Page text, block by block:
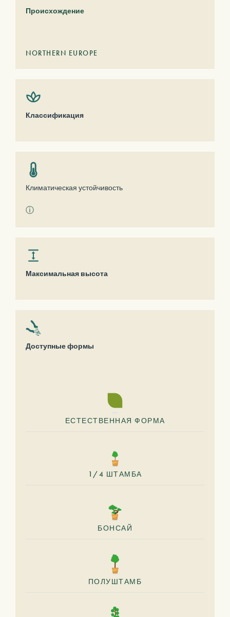
Происхождение
NORTHERN EUROPE
Классификация
Климатическая устойчивость
ⓘ
Максимальная высота
Доступные формы
ЕСТЕСТВЕННАЯ ФОРМА
1/4 ШТАМБА
БОНСАЙ
ПОЛУШТАМБ